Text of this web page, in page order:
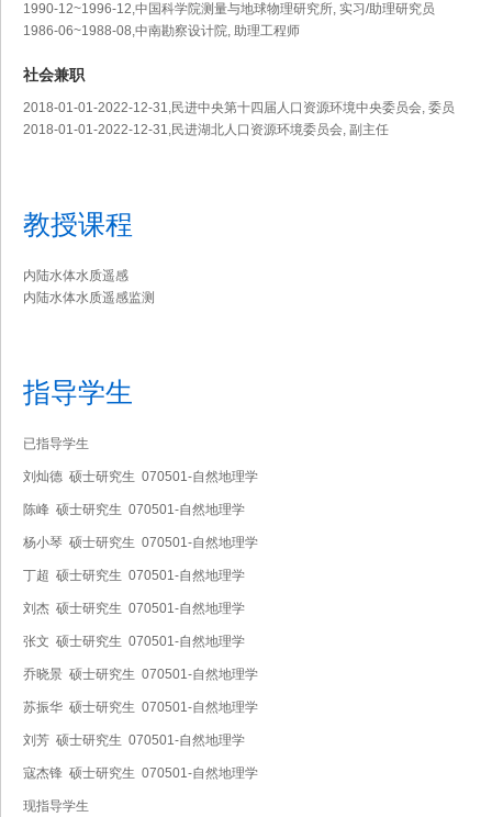
1990-12~1996-12,中国科学院测量与地球物理研究所, 实习/助理研究员
1986-06~1988-08,中南勘察设计院, 助理工程师
社会兼职
2018-01-01-2022-12-31,民进中央第十四届人口资源环境中央委员会, 委员
2018-01-01-2022-12-31,民进湖北人口资源环境委员会, 副主任
教授课程
内陆水体水质遥感
内陆水体水质遥感监测
指导学生
已指导学生
刘灿德 硕士研究生 070501-自然地理学
陈峰 硕士研究生 070501-自然地理学
杨小琴 硕士研究生 070501-自然地理学
丁超 硕士研究生 070501-自然地理学
刘杰 硕士研究生 070501-自然地理学
张文 硕士研究生 070501-自然地理学
乔晓景 硕士研究生 070501-自然地理学
苏振华 硕士研究生 070501-自然地理学
刘芳 硕士研究生 070501-自然地理学
寇杰锋 硕士研究生 070501-自然地理学
现指导学生